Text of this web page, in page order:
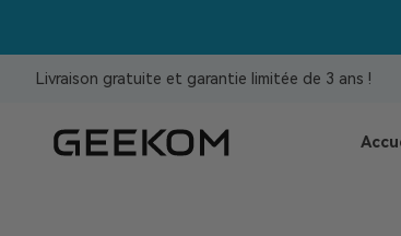
Livraison gratuite et garantie limitée de 3 ans !